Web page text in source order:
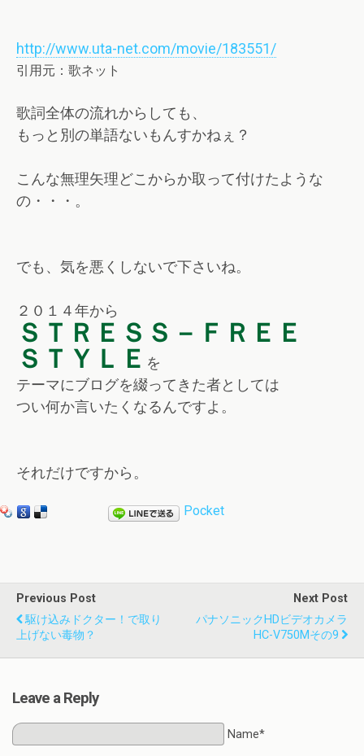
http://www.uta-net.com/movie/183551/
引用元：歌ネット
歌詞全体の流れからしても、
もっと別の単語ないもんすかねぇ？
こんな無理矢理どこからか取って付けたような
の・・・。
でも、気を悪くしないで下さいね。
２０１４年から
ＳＴＲＥＳＳ－ＦＲＥＥ
ＳＴＹＬＥ を
テーマにブログを綴ってきた者としては
つい何か言いたくなるんですよ。
それだけですから。
Pocket
Previous Post
駆け込みドクター！で取り
上げない毒物？
Next Post
パナソニックHDビデオカメラ
HC-V750Mその9
Leave a Reply
Name*